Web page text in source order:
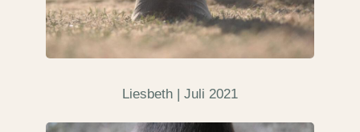
Liesbeth | Juli 2021